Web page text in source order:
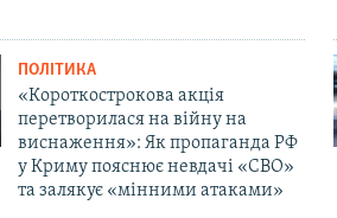
ПОЛІТИКА
«Короткострокова акція
перетворилася на війну на
виснаження»: Як пропаганда РФ
у Криму пояснює невдачі «СВО»
та залякує «мінними атаками»